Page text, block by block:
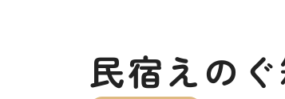
民宿えの